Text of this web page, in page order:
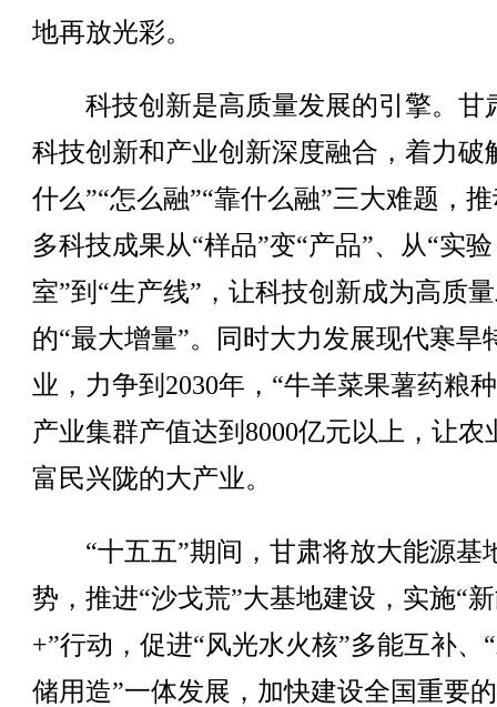
地再放光彩。
科技创新是高质量发展的引擎。甘
科技创新和产业创新深度融合，着力破
什么”“怎么融”“靠什么融”三大难题，
多科技成果从“样品”变“产品”、从“实验
室”到“生产线”，让科技创新成为高质
的“最大增量”。同时大力发展现代寒旱
业，力争到2030年，“牛羊菜果薯药粮
产业集群产值达到8000亿元以上，让农
富民兴陇的大产业。
“十五五”期间，甘肃将放大能源基
势，推进“沙戈荒”大基地建设，实施“
+”行动，促进“风光水火核”多能互补、
储用造”一体发展，加快建设全国重要